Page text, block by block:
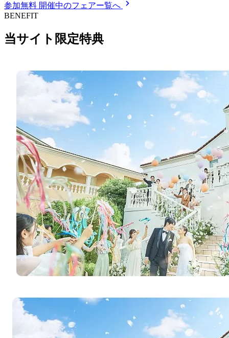
参加無料 開催中のフェアー覧へ
BENEFIT
当サイト限定特典